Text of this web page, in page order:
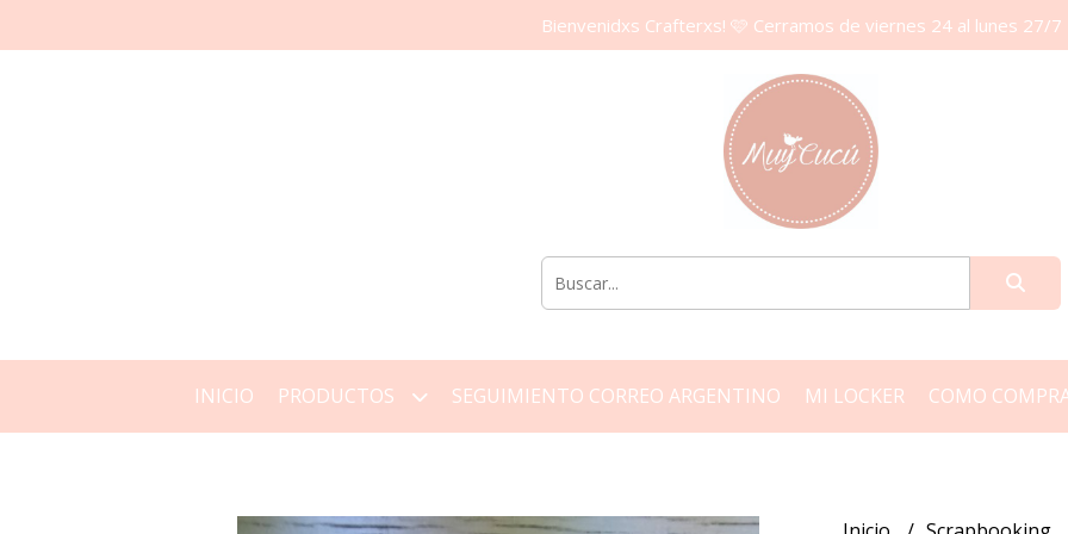
Bienvenidxs Crafterxs! 🩷 Cerramos de viernes 24 al lunes 27/7
INICIO PRODUCTOS SEGUIMIENTO CORREO ARGENTINO MI LOCKER COMO